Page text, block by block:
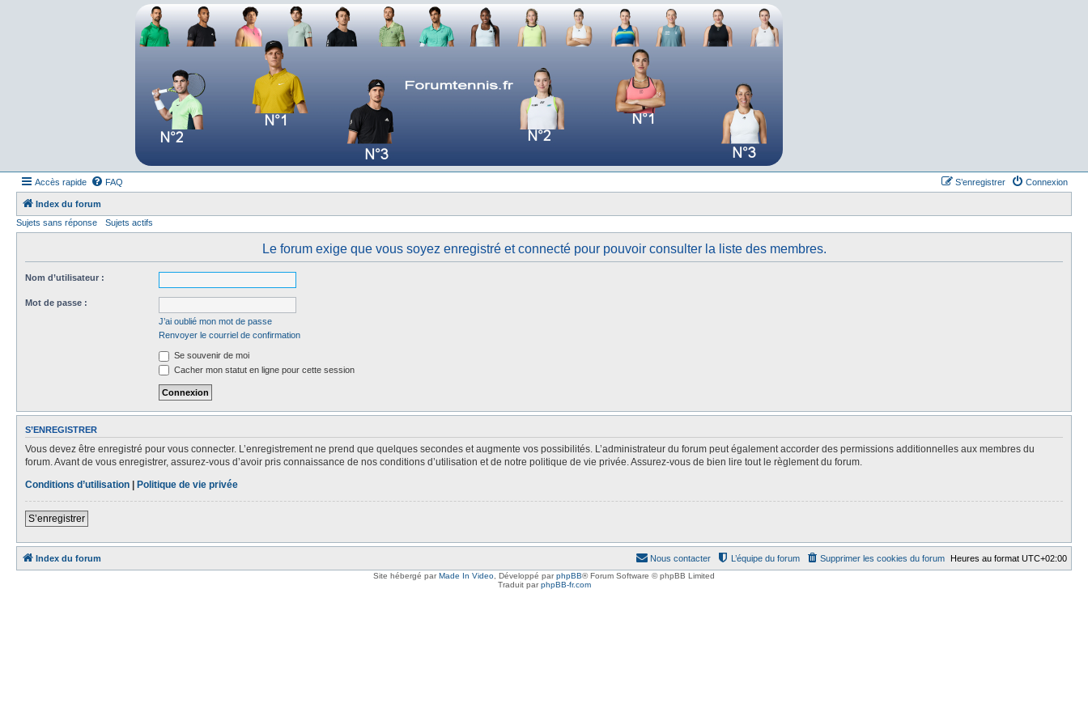
Le forum des passionnés de tennis
Accès rapide FAQ Connexion
S’enregistrer
Index du forum
Sujets sans réponse
Sujets actifs
Le forum exige que vous soyez enregistré et connecté pour pouvoir consulter la liste des membres.
Nom d’utilisateur :
Mot de passe :
J’ai oublié mon mot de passe
Renvoyer le courriel de confirmation
Se souvenir de moi
Cacher mon statut en ligne pour cette session
S’ENREGISTRER
Vous devez être enregistré pour vous connecter. L’enregistrement ne prend que quelques secondes et augmente vos possibilités. L’administrateur du forum peut également accorder des permissions additionnelles aux membres du
forum. Avant de vous enregistrer, assurez-vous d’avoir pris connaissance de nos conditions d’utilisation et de notre politique de vie privée. Assurez-vous de bien lire tout le règlement du forum.
Conditions d’utilisation | Politique de vie privée
S’enregistrer
Index du forum Heures au format UTC+02:00
Supprimer les cookies du forum
L’équipe du forum
Nous contacter
Site hébergé parMade In Video Développé parphpBB® Forum Software © phpBB Limited
Traduit parphpBB-fr.com